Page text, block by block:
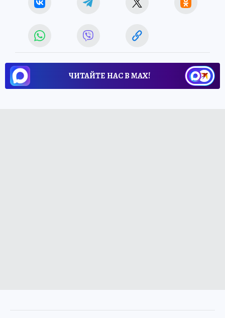
ЧИТАЙТЕ НАС В МАХ!